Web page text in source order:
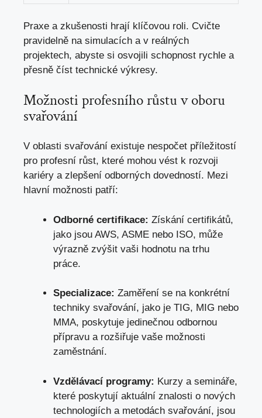
Praxe a zkušenosti‍ hrají klíčovou roli. Cvičte
pravidelně na ‍simulacích ⁣a⁤ v‌ reálných
projektech, abyste si osvojili schopnost rychle a‌
přesně číst ⁢technické ⁢výkresy.
Možnosti profesního růstu v ⁣oboru
⁣svařování
V oblasti svařování existuje nespočet příležitostí
pro profesní růst, které ‍mohou⁣ vést k rozvoji
kariéry ‌a zlepšení odborných dovedností. Mezi
hlavní možnosti patří:
Odborné certifikace: Získání​ certifikátů,
jako ​jsou AWS, ⁤ASME ‌nebo ISO, může
výrazně zvýšit vaši hodnotu‍ na trhu
práce.
Specializace: Zaměření se na​ konkrétní
techniky ⁣svařování, jako je TIG, MIG nebo
MMA, poskytuje⁣ jedinečnou⁢ odbornou
přípravu a⁣ rozšiřuje vaše možnosti
zaměstnání.
Vzdělávací ⁤programy: Kurzy a semináře,
které poskytují aktuální znalosti o ‌nových
technologiích a metodách svařování, jsou